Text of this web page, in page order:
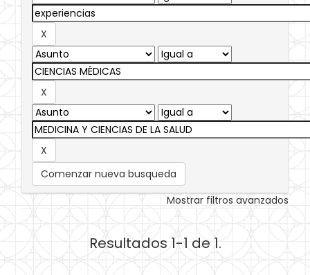
Comenzar nueva busqueda
Mostrar filtros avanzados
Resultados 1-1 de 1.